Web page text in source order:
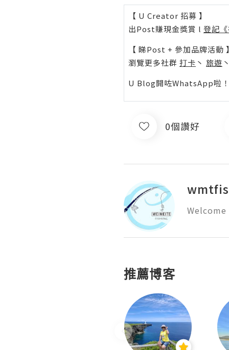
【 U Creator 招募 】
出Post賺現金獎賞 l 登記
【 睇Post + 參加品牌活動
瀏覽更多社群 打卡 丶 旅遊
U Blog開咗WhatsApp啦
0個讚好
推薦博客